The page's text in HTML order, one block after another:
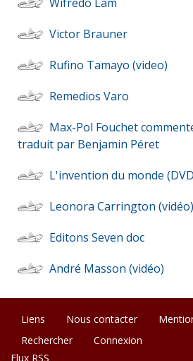
Wifredo Lam
Victor Brauner
Rufino Tamayo (video)
Remedios Varo
Max-Pol Fouchet
traduit par Benjamin Péret
L'invention du monde
Leonora Carrington (vidéo)
Editons Seven doc
André Masson (vidéo)
Liens Nous contacter
Rechercher
Connexion
Flux RSS